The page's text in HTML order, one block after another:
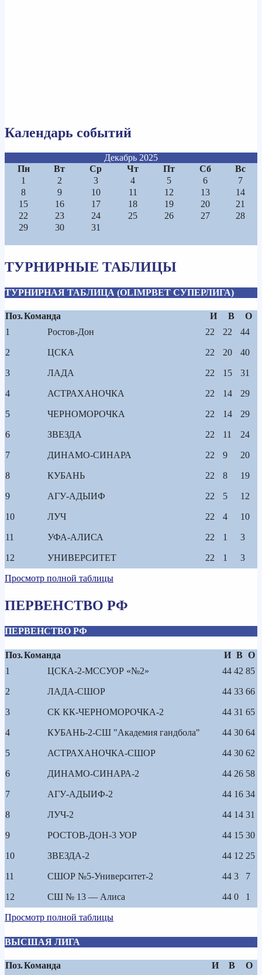
Календарь событий
Декабрь 2025
Пн
Вт Ср Чт Пт Сб
Вс
1
2 3 4 5 6
7
8
9 10 11 12 13
14
15
16 17 18 19 20
21
22
23 24 25 26 27
28
29
30 31
ТУРНИРНЫЕ ТАБЛИЦЫ
ТУРНИРНАЯ ТАБЛИЦА (OLIMPBET СУПЕРЛИГА)
Поз.Команда И В
О
1
Ростов-Дон 22 22 44
2 ЦСКА 22 20 40
3 ЛАДА 22 15 31
4 АСТРАХАНОЧКА 22 14 29
5 ЧЕРНОМОРОЧКА 22 14 29
6 ЗВЕЗДА 22 11 24
7 ДИНАМО-СИНАРА 22 9 20
8 КУБАНЬ 22 8 19
9 АГУ-АДЫИФ 22 5 12
10 ЛУЧ 22 4 10
11 УФА-АЛИСА 22 1 3
12 УНИВЕРСИТЕТ 22 1 3
Просмотр полной таблицы
ПЕРВЕНСТВО РФ
ПЕРВЕНСТВО РФ
Поз.Команда И В О
1
ЦСКА-2-МССУОР «№2» 44 42 85
2 ЛАДА-СШОР 44 33 66
3 СК КК-ЧЕРНОМОРОЧКА-2 44 31 65
4 КУБАНЬ-2-СШ "Академия гандбола" 44 30 64
5 АСТРАХАНОЧКА-СШОР 44 30 62
6 ДИНАМО-СИНАРА-2 44 26 58
7 АГУ-АДЫИФ-2 44 16 34
8 ЛУЧ-2 44 14 31
9 РОСТОВ-ДОН-3 УОР 44 15 30
10 ЗВЕЗДА-2 44 12 25
11 СШОР №5-Университет-2 44 3 7
12 СШ № 13 — Алиса 44 0 1
Просмотр полной таблицы
ВЫСШАЯ ЛИГА
Поз.Команда И В
О